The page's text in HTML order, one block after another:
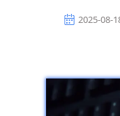
2025-08-